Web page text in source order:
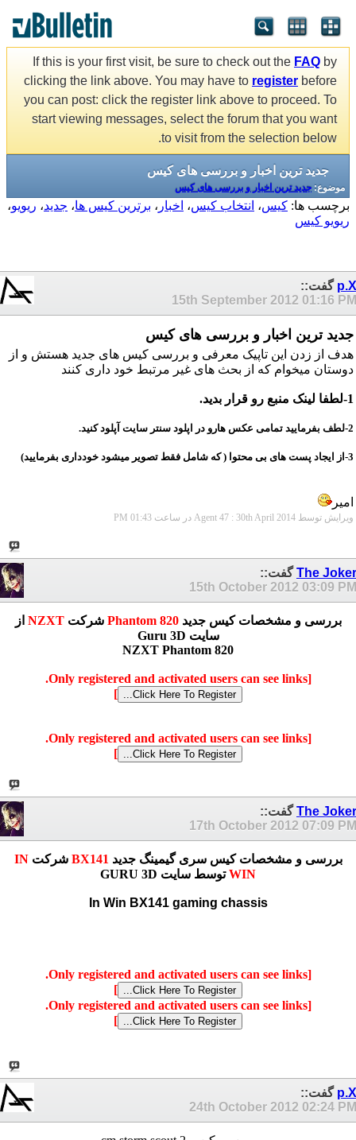
If this is your first visit, be sure to check out the FAQ by
clicking the link above. You may have to register before
you can post: click the register link above to proceed. To
start viewing messages, select the forum that you want
to visit from the selection below.
جدید ترین اخبار و بررسی های کیس
موضوع: جدید ترین اخبار و بررسی های کیس
برچسب ها: کیس، انتخاب کیس، اخبار ، برترین کیس ها، جدید، ریویو،
ریویو کیس
p.X گفت::
15th September 2012 01:16 PM
جدید ترین اخبار و بررسی های کیس
هدف از زدن این تاپیک معرفی و بررسی کیس های جدید هستش و از
دوستان میخوام که از بحث های غیر مرتبط خود داری کنند
1-لطفا لینک منبع رو قرار بدید.
2-لطف بفرمایید تمام ی عکس هارو در اپلود سنتر سایت آپلود کنید.
3-از ایجاد پست های بی محتوا ( که شامل فقط تصویر میشود خودداری بفرمایید)
امیر
ویرایش توسط Agent 47 : 30th April 2014 در ساعت 01:43 PM
The Jokerگفت::
15th October 2012 03:09 PM
بررسی و مشخصات کیس جدیدPhantom 820 شرکتNZXT از
سایت Guru 3D
NZXT Phantom 820
[Only registered and activated users can see links.
]
[Only registered and activated users can see links.
]
The Jokerگفت::
17th October 2012 07:09 PM
بررسی و مشخصات کیس سری گیمینگ جدید BX141 شرکتIN
WIN توسط سایت GURU 3D
In Win BX141 gaming chassis
[Only registered and activated users can see links.
]
[Only registered and activated users can see links.
]
p.X گفت::
24th October 2012 02:24 PM